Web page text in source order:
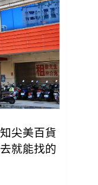
尖美百貨
就能找的